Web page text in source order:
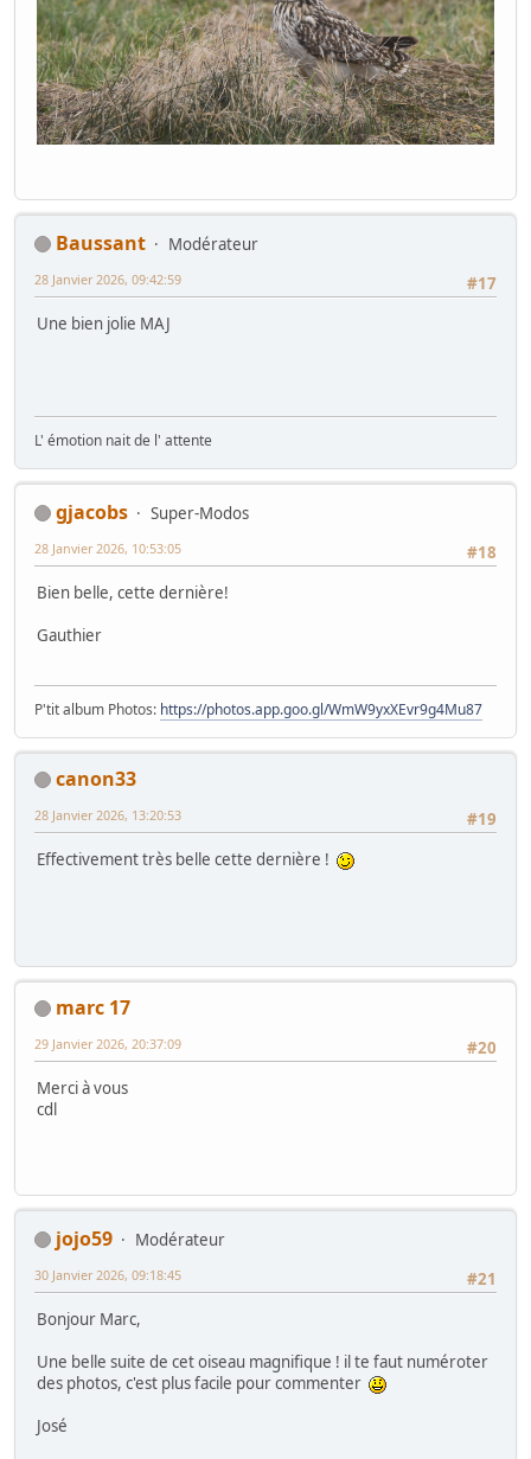
Baussant
Modérateur
#17
28 Janvier 2026, 09:42:59
Une bien jolie MAJ
L' émotion nait de l' attente
gjacobs
Super-Modos
#18
28 Janvier 2026, 10:53:05
Bien belle, cette dernière!
Gauthier
P'tit album Photos: https://photos.app.goo.gl/WmW9yxXEvr9g4Mu87
canon33
#19
28 Janvier 2026, 13:20:53
Effectivement très belle cette dernière !
marc 17
#20
29 Janvier 2026, 20:37:09
Merci à vous
cdl
jojo59
Modérateur
#21
30 Janvier 2026, 09:18:45
Bonjour Marc,
Une belle suite de cet oiseau magnifique ! il te faut numéroter
des photos, c'est plus facile pour commenter
José